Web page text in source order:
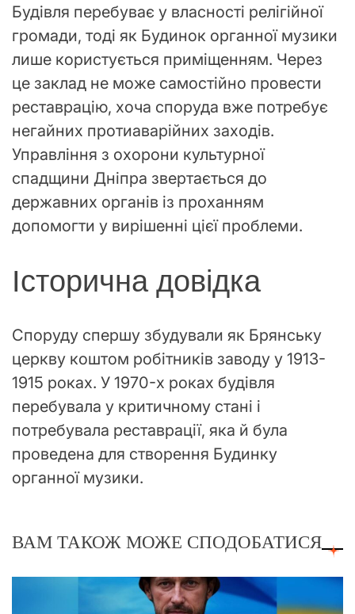
Будівля перебуває у власності релігійної
громади, тоді як Будинок органної музики
лише користується приміщенням. Через
це заклад не може самостійно провести
реставрацію, хоча споруда вже потребує
негайних протиаварійних заходів.
Управління з охорони культурної
спадщини Дніпра звертається до
державних органів із проханням
допомогти у вирішенні цієї проблеми.
Історична довідка
Споруду спершу збудували як Брянську
церкву коштом робітників заводу у 1913-
1915 роках. У 1970-х роках будівля
перебувала у критичному стані і
потребувала реставрації, яка й була
проведена для створення Будинку
органної музики.
ВАМ ТАКОЖ МОЖЕ СПОДОБАТИСЯ